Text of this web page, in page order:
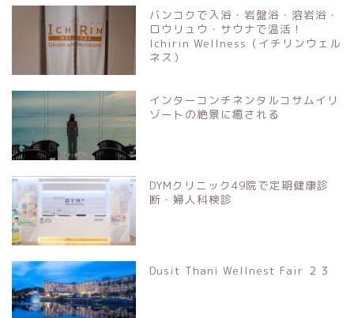
バンコクで入浴・岩盤浴・溶岩浴・
ロウリュウ・サウナで温活！
Ichirin Wellness（イチリンウェル
ネス）
インターコンチネンタルコサムイリ
ゾートの絶景に癒される
DYMクリニック49院で定期健康診
断・婦人科検診
Dusit Thani Wellnest Fair ２３